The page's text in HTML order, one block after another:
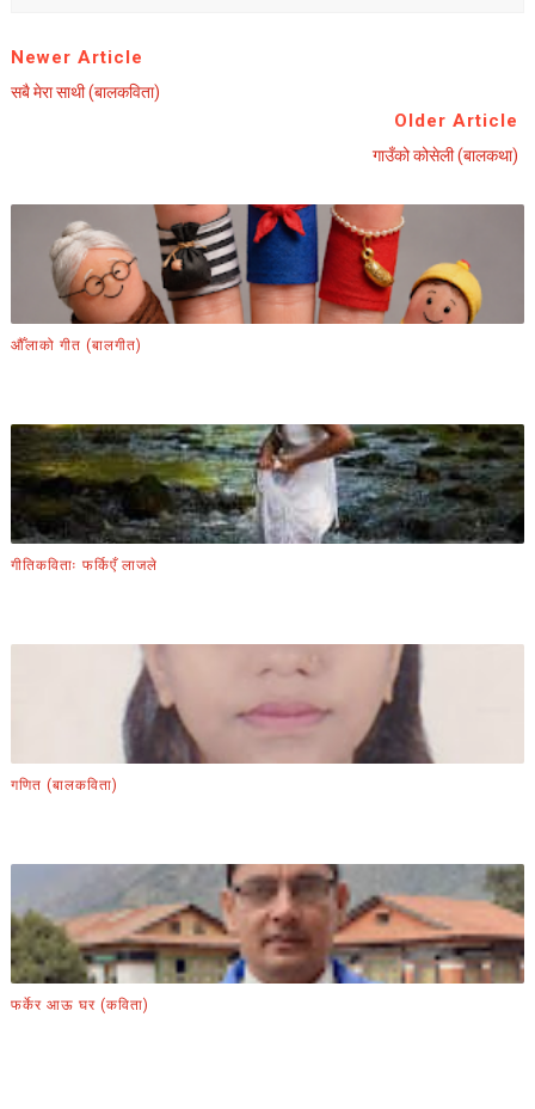
Newer Article
सबै मेरा साथी (बालकविता)
Older Article
गाउँको कोसेली (बालकथा)
औँलाको गीत (बालगीत)
गीतिकविताः फर्किएँ लाजले
गणित (बालकविता)
फर्केर आऊ घर (कविता)